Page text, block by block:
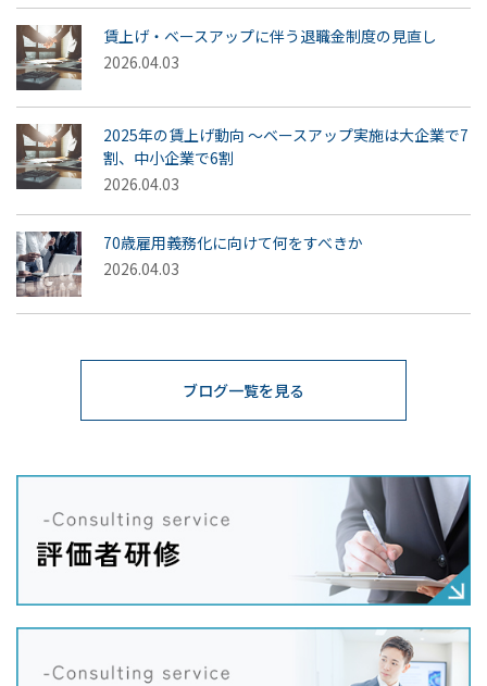
賃上げ・ベースアップに伴う退職金制度の見直し
2026.04.03
2025年の賃上げ動向 ～ベースアップ実施は大企業で7
割、中小企業で6割
2026.04.03
70歳雇用義務化に向けて何をすべきか
2026.04.03
ブログ一覧を見る